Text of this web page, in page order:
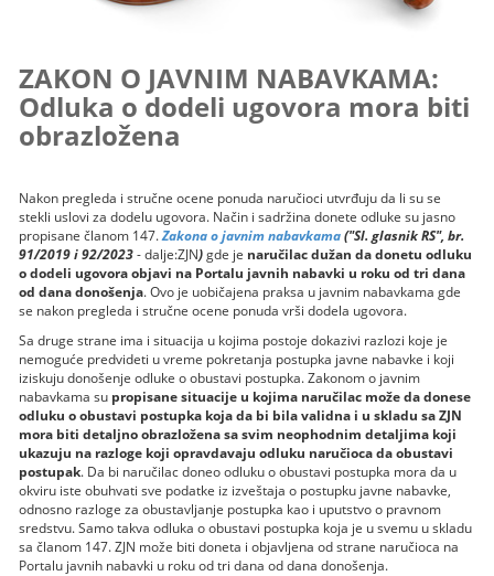
ZAKON O JAVNIM NABAVKAMA:
Odluka o dodeli ugovora mora biti
obrazložena
Nakon pregleda i stručne ocene ponuda naručioci utvrđuju da li su se
stekli uslovi za dodelu ugovora. Način i sadržina donete odluke su jasno
propisane članom 147.Zakona o javnim nabavkama("Sl. glasnik RS", br.
91/2019 i 92/2023- dalje:ZJN)gde je naručilac dužan da donetu odluku
o dodeli ugovora objavi na Portalu javnih nabavki u roku od tri dana
od dana donošenja. Ovo je uobičajena praksa u javnim nabavkama gde
se nakon pregleda i stručne ocene ponuda vrši dodela ugovora.
Sa druge strane ima i situacija u kojima postoje dokazivi razlozi koje je
nemoguće predvideti u vreme pokretanja postupka javne nabavke i koji
iziskuju donošenje odluke o obustavi postupka. Zakonom o javnim
nabavkama su propisane situacije u kojima naručilac može da donese
odluku o obustavi postupka koja da bi bila validna i u skladu sa ZJN
mora biti detaljno obrazložena sa svim neophodnim detaljima koji
ukazuju na razloge koji opravdavaju odluku naručioca da obustavi
postupak. Da bi naručilac doneo odluku o obustavi postupka mora da u
okviru iste obuhvati sve podatke iz izveštaja o postupku javne nabavke,
odnosno razloge za obustavljanje postupka kao i uputstvo o pravnom
sredstvu. Samo takva odluka o obustavi postupka koja je u svemu u skladu
sa članom 147. ZJN može biti doneta i objavljena od strane naručioca na
Portalu javnih nabavki u roku od tri dana od dana donošenja.